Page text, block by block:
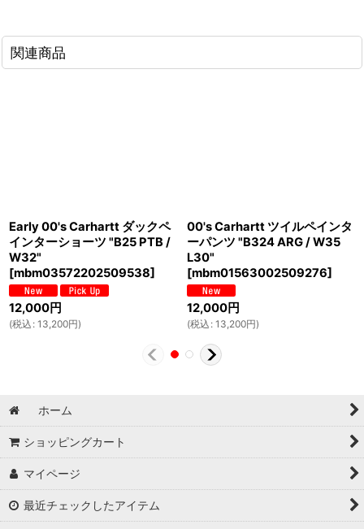
関連商品
Early 00's Carhartt ダックペ
インターショーツ "B25 PTB /
W32"
[mbm03572202509538]
12,000円
(税込 : 13,200円)
00's Carhartt ツイルペインタ
ーパンツ "B324 ARG / W35
L30"
[mbm01563002509276]
12,000円
(税込 : 13,200円)
ホーム
ショッピングカート
マイページ
最近チェックしたアイテム